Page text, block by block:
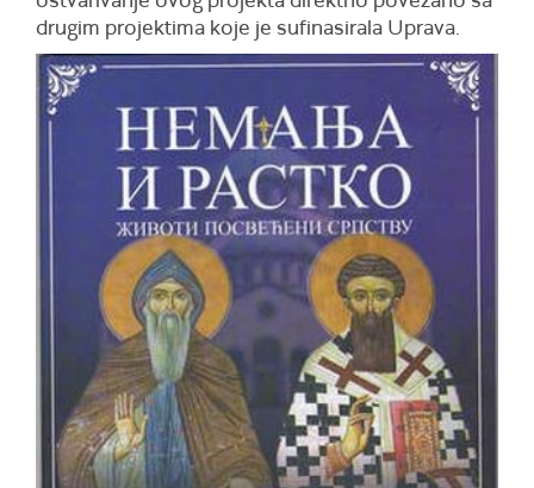
drugim projektima koje je sufinasirala Uprava.